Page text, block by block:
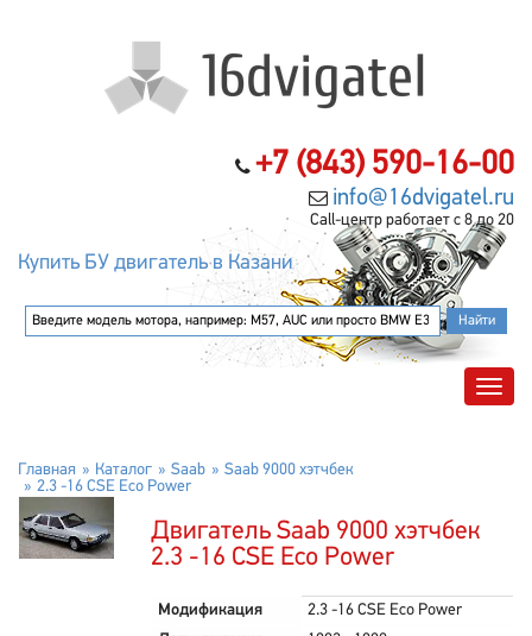
+7 (843) 590-16-00
info@16dvigatel.ru
Call-центр работает с 8 до 20
Купить БУ двигатель в Казани
Главная Каталог Saab
Saab 9000 хэтчбек
2.3 -16 CSE Eco Power
Двигатель Saab 9000 хэтчбек
2.3 -16 CSE Eco Power
Модификация
2.3 -16 CSE Eco Power